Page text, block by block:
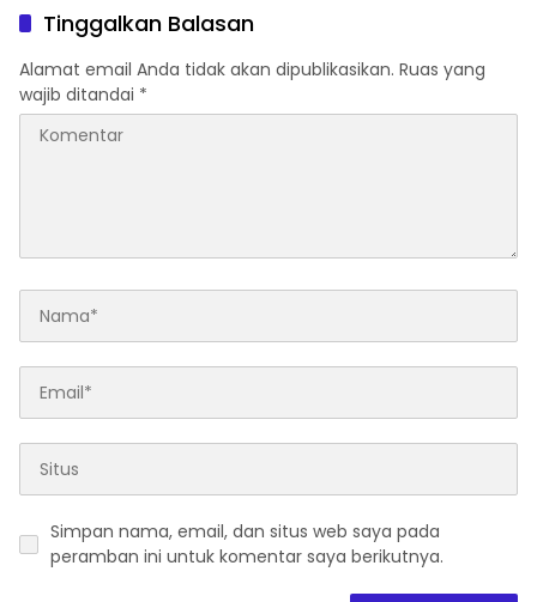
Organisasi
Tinggalkan Balasan
Alamat email Anda tidak akan dipublikasikan. Ruas yang
wajib ditandai *
Simpan nama, email, dan situs web saya pada
peramban ini untuk komentar saya berikutnya.